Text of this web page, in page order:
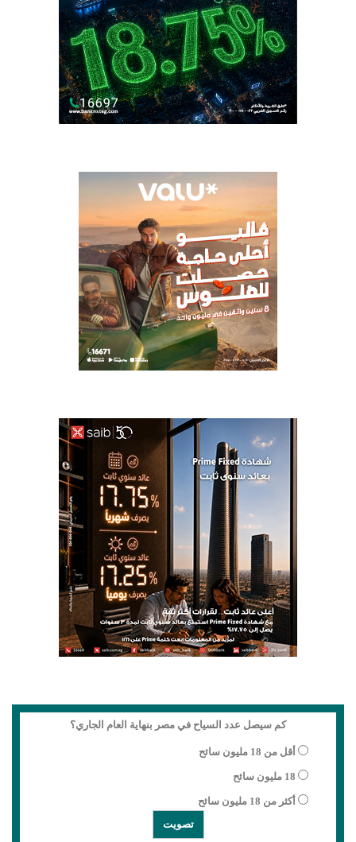
كم سيصل عدد السياح في مصر بنهاية العام الجاري؟
أقل من 18 مليون سائح
18 مليون سائح
أكثر من 18 مليون سائح